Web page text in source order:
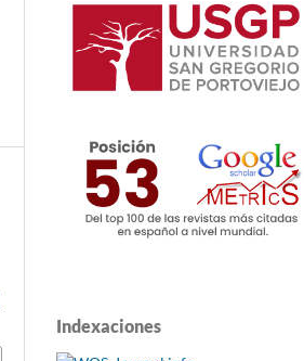
Indexaciones